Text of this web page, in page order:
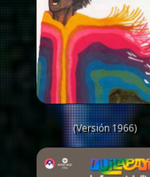
(Versión 1966)